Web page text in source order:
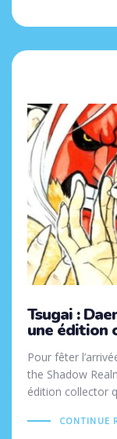
Tsugai :
une édition
Pour fêter
the Shadow
édition collector
CONTINUE